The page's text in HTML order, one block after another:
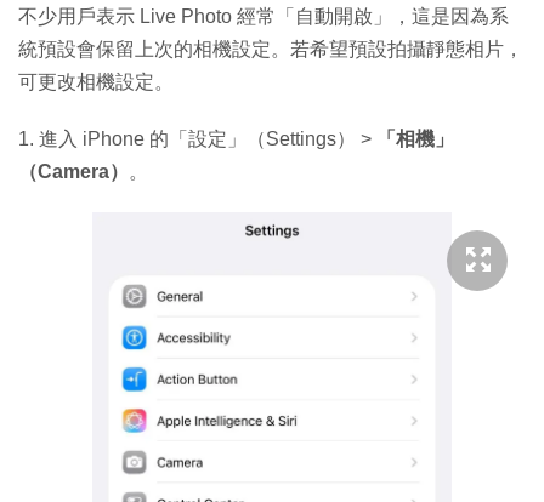
不少用戶表示 Live Photo 經常「自動開啟」，這是因為系
統預設會保留上次的相機設定。若希望預設拍攝靜態相片，
可更改相機設定。
1. 進入 iPhone 的「設定」（Settings） >
「相機」
（Camera） 。